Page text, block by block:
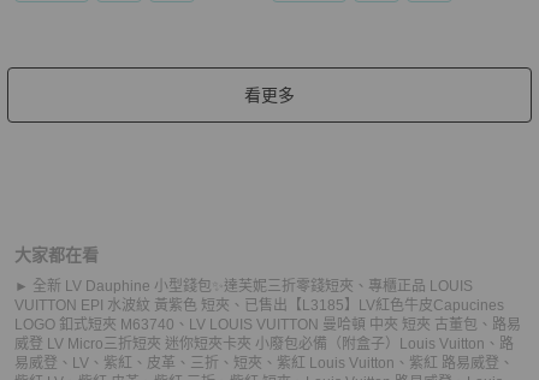
看更多
大家都在看
► 全新 LV Dauphine 小型錢包✨達芙妮三折零錢短夾 、 專櫃正品 LOUIS
VUITTON EPI 水波紋 黃紫色 短夾 、 已售出【L3185】LV紅色牛皮Capucines
LOGO 釦式短夾 M63740 、 LV LOUIS VUITTON 曼哈頓 中夾 短夾 古董包 、 路易
威登 LV Micro三折短夾 迷你短夾卡夾 小廢包必備（附盒子） Louis Vuitton 、 路
易威登 、 LV 、 紫紅 、 皮革 、 三折 、 短夾 、 紫紅 Louis Vuitton 、 紫紅 路易威登 、